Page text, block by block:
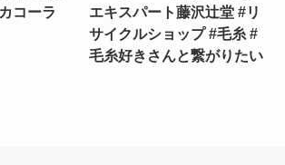
コーラ
エキスパート藤沢辻堂 #リ
サイクルショップ #毛糸 #
毛糸好きさんと繋がりたい